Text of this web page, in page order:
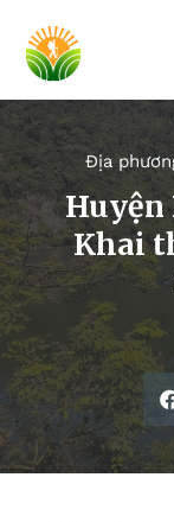
Địa
Huyện
Khai